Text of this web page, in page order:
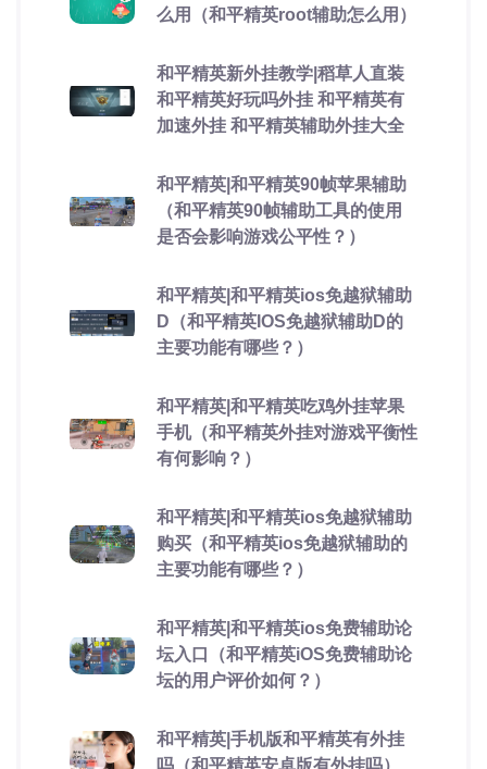
么用（和平精英root辅助怎么用）
和平精英新外挂教学|稻草人直装
和平精英好玩吗外挂 和平精英有
加速外挂 和平精英辅助外挂大全
和平精英|和平精英90帧苹果辅助
（和平精英90帧辅助工具的使用
是否会影响游戏公平性？）
和平精英|和平精英ios免越狱辅助
D（和平精英IOS免越狱辅助D的
主要功能有哪些？）
和平精英|和平精英吃鸡外挂苹果
手机（和平精英外挂对游戏平衡性
有何影响？）
和平精英|和平精英ios免越狱辅助
购买（和平精英ios免越狱辅助的
主要功能有哪些？）
和平精英|和平精英ios免费辅助论
坛入口（和平精英iOS免费辅助论
坛的用户评价如何？）
和平精英|手机版和平精英有外挂